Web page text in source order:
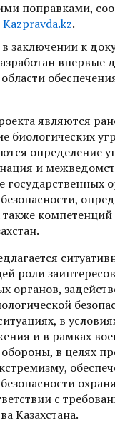
поправками,
Kazpravda.kz.
заключении к
впервые
являются
биологических
определение
и
государственных
компетенций
роли
органов,
в
и в рамках
обороны, в целях
с
Казахстана.